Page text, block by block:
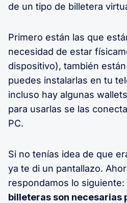
de un tipo de billetera
Primero están las que
necesidad de estar
dispositivo), también
puedes instalarlas en tu
incluso hay algunas
para usarlas se las
PC.
Si no tenías idea de que
ya te di un pantallazo.
respondamos lo siguiente:
billeteras son necesarias